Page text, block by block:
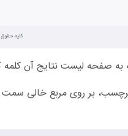
به صفحه لیست نتایج آن
بر روی مربع خالی